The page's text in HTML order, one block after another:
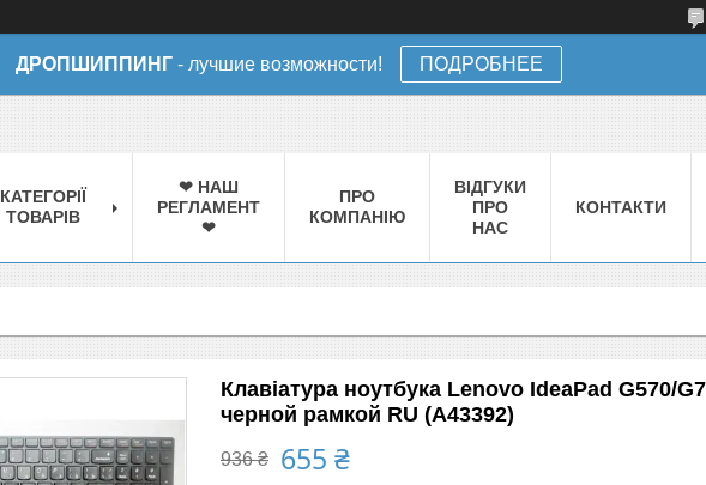
ДРОПШИППИНГ - лучшие возможности! ПОДРОБНЕЕ
КАТЕГОРІЇ
ТОВАРІВ
❤ НАШ
РЕГЛАМЕНТ
❤
ПРО
КОМПАНІЮ
ВІДГУКИ
ПРО
НАС
КОНТАКТИ
Клавіатура ноутбука Lenovo IdeaPad G570/
черной рамкой RU (A43392)
936 ₴ 655 ₴